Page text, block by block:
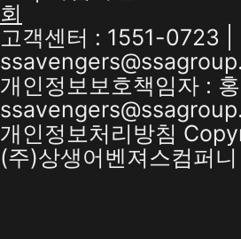
회
고객센터 : 1551-0723 |
개인정보보호책임자 : 홍
개인정보처리방침
(주)상생어벤져스컴퍼니